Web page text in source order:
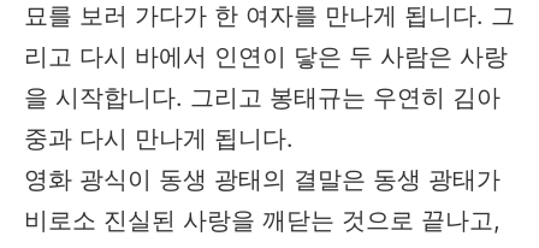
묘를 보러 가다가 한 여자를 만나게 됩니다. 그
리고 다시 바에서 인연이 닿은 두 사람은 사랑
을 시작합니다. 그리고 봉태규는 우연히 김아
중과 다시 만나게 됩니다.
영화 광식이 동생 광태의 결말은 동생 광태가
비로소 진실된 사랑을 깨닫는 것으로 끝나고,